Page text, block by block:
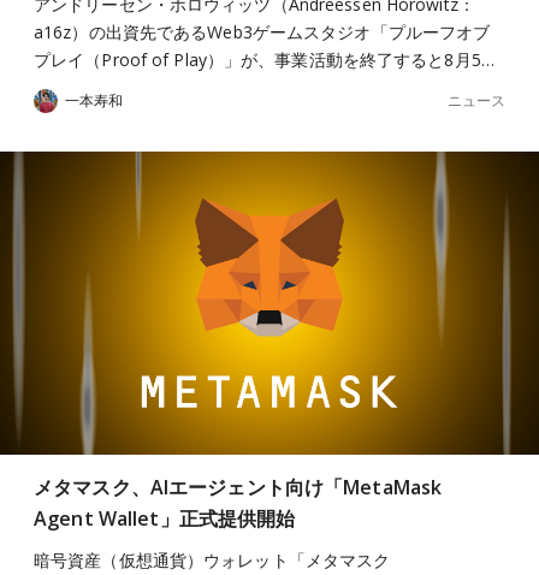
a16z）の出資先であるWeb3ゲームスタジオ「プルーフオブ
プレイ（Proof of Play）」が、事業活動を終了すると8月5…
一本寿和 ニュース
メタマスク、AIエージェント向け「MetaMask
Agent Wallet」正式提供開始
暗号資産（仮想通貨）ウォレット「メタマスク